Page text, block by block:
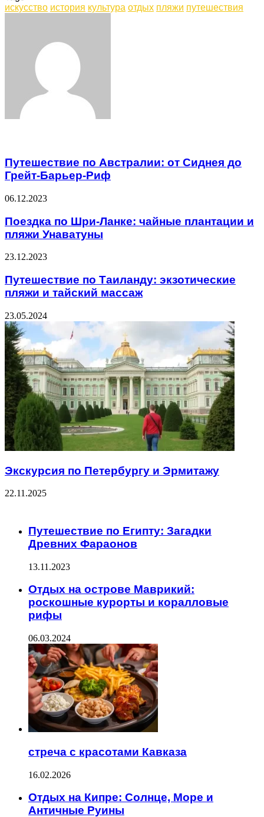
искусство история культура отдых пляжи путешествия
Путешествие по Австралии: от Сиднея до
Грейт-Барьер-Риф
06.12.2023
Поездка по Шри-Ланке: чайные плантации и
пляжи Унаватуны
23.12.2023
Путешествие по Таиланду: экзотические
пляжи и тайский массаж
23.05.2024
Экскурсия по Петербургу и Эрмитажу
22.11.2025
Путешествие по Египту: Загадки
Древних Фараонов
13.11.2023
Отдых на острове Маврикий:
роскошные курорты и коралловые
рифы
06.03.2024
стреча с красотами Кавказа
16.02.2026
Отдых на Кипре: Солнце, Море и
Античные Руины